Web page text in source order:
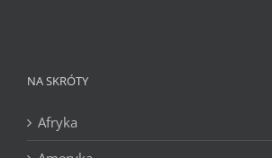
NA SKRÓTY
Afryka